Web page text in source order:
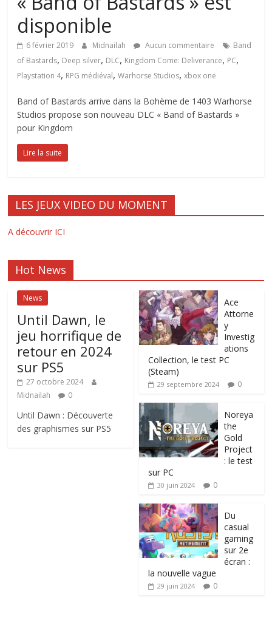
disponible
6 février 2019 Midnailah Aucun commentaire
Band
of Bastards, Deep silver, DLC, Kingdom Come: Deliverance, PC,
Playstation 4, RPG médiéval,Warhorse Studios,xbox one
Band of Bastards arrive dans la Bohème de 1403 Warhorse
Studios propose son nouveau DLC « Band of Bastards »
pour Kingdom
Lire la suite
LES JEUX VIDEO DU MOMENT
A découvrir ICI
Hot News
News
Until Dawn, le
jeu horrifique de
retour en 2024
sur PS5
27 octobre 2024
Midnailah
0
Until Dawn : Découverte
des graphismes sur PS5
Ace
Attorne
y
Investig
ations
Collection, le test PC
(Steam)
29 septembre 2024 0
Noreya
the
Gold
Project
: le test
sur PC
30 juin 2024 0
Du
casual
gaming
sur 2e
écran :
la nouvelle vague
29 juin 2024 0